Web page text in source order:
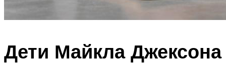
Дети Майкла Джексона